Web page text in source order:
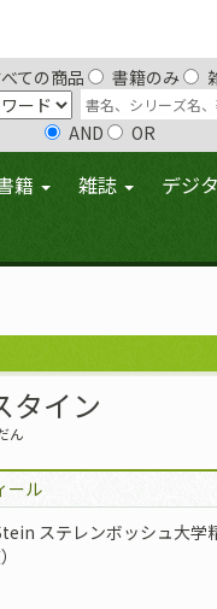
ての商品 書籍のみ
AND OR
籍 雑誌 デジ
タイン
ん
ール
ステレンボッシュ大